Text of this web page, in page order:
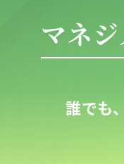
マネ
誰でも